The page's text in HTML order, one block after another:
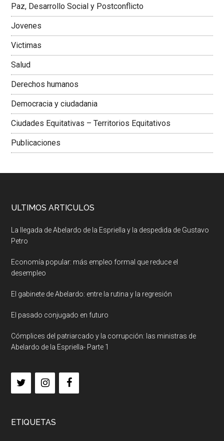
Paz, Desarrollo Social y Postconflicto
Jovenes
Victimas
Salud
Derechos humanos
Democracia y ciudadania
Ciudades Equitativas – Territorios Equitativos
Publicaciones
ULTIMOS ARTICULOS
La llegada de Abelardo de la Espriella y la despedida de Gustavo
Petro
Economía popular: más empleo formal que reduce el
desempleo
El gabinete de Abelardo: entre la rutina y la regresión
El pasado conjugado en futuro
Cómplices del patriarcado y la corrupción: las ministras de
Abelardo de la Espriella- Parte 1
ETIQUETAS